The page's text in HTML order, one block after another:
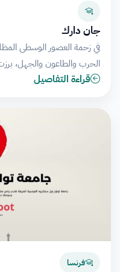
جان دارك
في زحمة العصور الوسطى
الحرب والطاعون والجهل،
قراءة التفاصيل
فرنسا